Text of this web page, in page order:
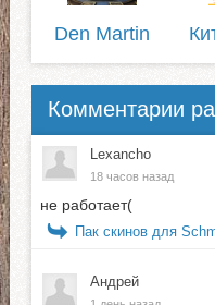
Den Martin
Комментарии
Lexancho
18 часов назад
не работает(
Пак скинов для
Андрей